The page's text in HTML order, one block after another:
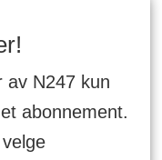
av N247 kun
abonnement.